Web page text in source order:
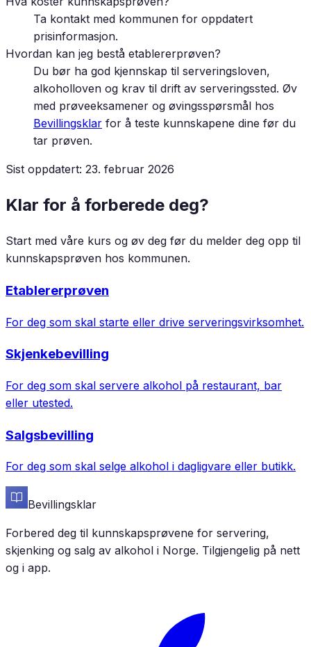
Ta kontakt med kommunen for oppdatert
prisinformasjon.
Hvordan kan jeg bestå etablererprøven?
Du bør ha god kjennskap til serveringsloven,
alkoholloven og krav til drift av serveringssted. Øv
med prøveeksamener og øvingsspørsmål hos
Bevillingsklar for å teste kunnskapene dine før du
tar prøven.
Sist oppdatert: 23. februar 2026
Klar for å forberede deg?
Start med våre kurs og øv deg før du melder deg opp til
kunnskapsprøven hos kommunen.
Etablererprøven
For deg som skal starte eller drive serveringsvirksomhet.
Skjenkebevilling
For deg som skal servere alkohol på restaurant, bar
eller utested.
Salgsbevilling
For deg som skal selge alkohol i dagligvare eller butikk.
Bevillingsklar
Forbered deg til kunnskapsprøvene for servering,
skjenking og salg av alkohol i Norge. Tilgjengelig på nett
og i app.